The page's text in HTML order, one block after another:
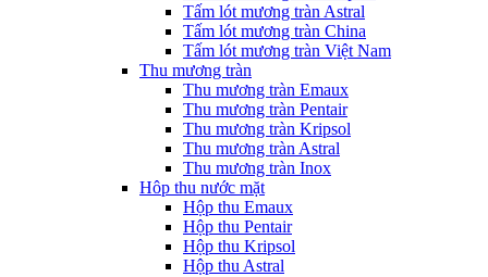
Tấm lót mương tràn Astral
Tấm lót mương tràn China
Tấm lót mương tràn Việt Nam
Thu mương tràn
Thu mương tràn Emaux
Thu mương tràn Pentair
Thu mương tràn Kripsol
Thu mương tràn Astral
Thu mương tràn Inox
Hôp thu nước mặt
Hộp thu Emaux
Hộp thu Pentair
Hộp thu Kripsol
Hộp thu Astral